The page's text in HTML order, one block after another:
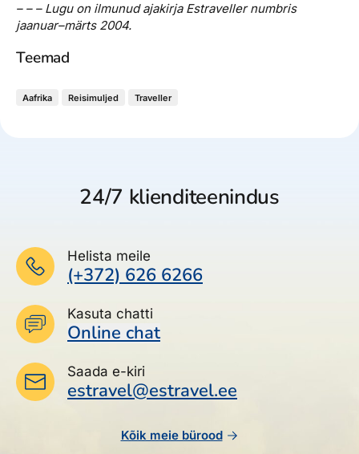
– – – Lugu on ilmunud ajakirja Estraveller numbris
jaanuar–märts 2004.
Teemad
Aafrika Reisimuljed Traveller
24/7 klienditeenindus
Helista meile
(+372) 626 6266
Kasuta chatti
Online chat
Saada e-kiri
estravel@estravel.ee
Kõik meie bürood